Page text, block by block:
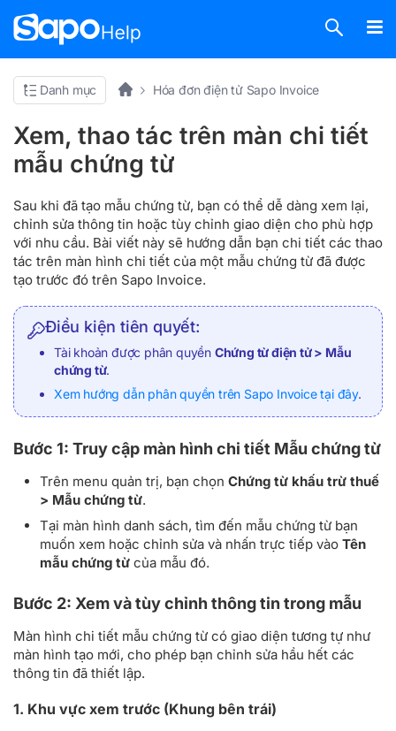
Danh mục Hóa đơn điện tử Sapo Invoice
Xem, thao tác trên màn chi tiết
mẫu chứng từ
Sau khi đã tạo mẫu chứng từ, bạn có thể dễ dàng xem lại,
chỉnh sửa thông tin hoặc tùy chỉnh giao diện cho phù hợp
với nhu cầu. Bài viết này sẽ hướng dẫn bạn chi tiết các thao
tác trên màn hình chi tiết của một mẫu chứng từ đã được
tạo trước đó trên Sapo Invoice.
Điều kiện tiên quyết:
Tài khoản được phân quyền Chứng từ điện tử > Mẫu
chứng từ.
Xem hướng dẫn phân quyền trên Sapo Invoice tại đây.
Bước 1: Truy cập màn hình chi tiết Mẫu chứng từ
Trên menu quản trị, bạn chọn Chứng từ khấu trừ thuế
> Mẫu chứng từ.
Tại màn hình danh sách, tìm đến mẫu chứng từ bạn
muốn xem hoặc chỉnh sửa và nhấn trực tiếp vào Tên
mẫu chứng từ của mẫu đó.
Bước 2: Xem và tùy chỉnh thông tin trong mẫu
Màn hình chi tiết mẫu chứng từ có giao diện tương tự như
màn hình tạo mới, cho phép bạn chỉnh sửa hầu hết các
thông tin đã thiết lập.
1. Khu vực xem trước (Khung bên trái)